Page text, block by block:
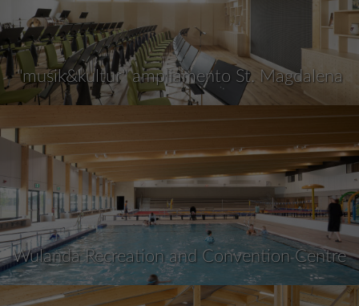
"musik&kultur" ampliamento St. Magdalena
Wulanda Recreation and Convention Centre